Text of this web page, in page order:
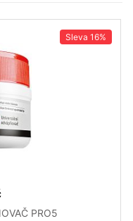
Sleva 16%
PRO5